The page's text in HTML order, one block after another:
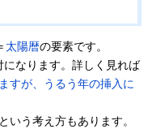
太陽暦の要素です。
なります。詳しく見れば
すが、うるう年の挿入に
という考え方もあります。